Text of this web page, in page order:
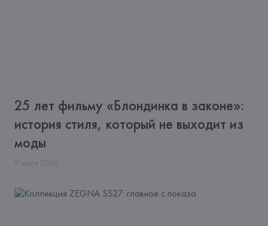
25 лет фильму «Блондинка в законе»:
история стиля, который не выходит из
моды
июля 2026